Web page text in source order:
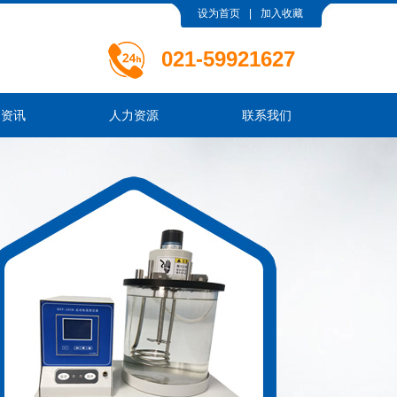
设为首页 加入收藏
021-59921627
讯 人力资源 联系我们